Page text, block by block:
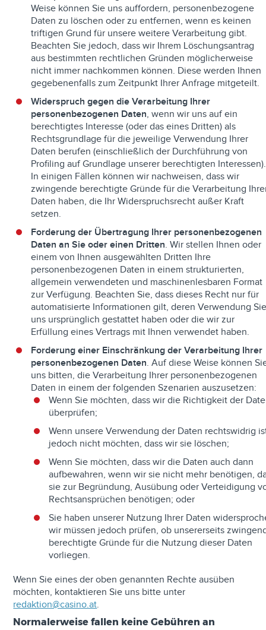
Weise können Sie uns auffordern, personenbezogene
Daten zu löschen oder zu entfernen, wenn es keinen
triftigen Grund für unsere weitere Verarbeitung gibt.
Beachten Sie jedoch, dass wir Ihrem Löschungsantrag
aus bestimmten rechtlichen Gründen möglicherweise
nicht immer nachkommen können. Diese werden Ihnen
gegebenenfalls zum Zeitpunkt Ihrer Anfrage mitgeteilt.
Widerspruch gegen die Verarbeitung Ihrer
personenbezogenen Daten, wenn wir uns auf ein
berechtigtes Interesse (oder das eines Dritten) als
Rechtsgrundlage für die jeweilige Verwendung Ihrer
Daten berufen (einschließlich der Durchführung von
Profiling auf Grundlage unserer berechtigten Interessen).
In einigen Fällen können wir nachweisen, dass wir
zwingende berechtigte Gründe für die Verarbeitung
Daten haben, die Ihr Widerspruchsrecht außer Kraft
setzen.
Forderung der Übertragung Ihrer personenbezogenen
Daten an Sie oder einen Dritten. Wir stellen Ihnen oder
einem von Ihnen ausgewählten Dritten Ihre
personenbezogenen Daten in einem strukturierten,
allgemein verwendeten und maschinenlesbaren Format
zur Verfügung. Beachten Sie, dass dieses Recht nur für
automatisierte Informationen gilt, deren Verwendung
uns ursprünglich gestattet haben oder die wir zur
Erfüllung eines Vertrags mit Ihnen verwendet haben.
Forderung einer Einschränkung der Verarbeitung Ihrer
personenbezogenen Daten. Auf diese Weise können
uns bitten, die Verarbeitung Ihrer personenbezogenen
Daten in einem der folgenden Szenarien auszusetzen:
Wenn Sie möchten, dass wir die Richtigkeit der
überprüfen;
Wenn unsere Verwendung der Daten rechtswidrig
jedoch nicht möchten, dass wir sie löschen;
Wenn Sie möchten, dass wir die Daten auch dann
aufbewahren, wenn wir sie nicht mehr benötigen,
sie zur Begründung, Ausübung oder Verteidigung
Rechtsansprüchen benötigen; oder
Sie haben unserer Nutzung Ihrer Daten
wir müssen jedoch prüfen, ob unsererseits
berechtigte Gründe für die Nutzung dieser Daten
vorliegen.
Wenn Sie eines der oben genannten Rechte ausüben
möchten, kontaktieren Sie uns bitte unter
redaktion@casino.at.
Normalerweise fallen keine Gebühren an